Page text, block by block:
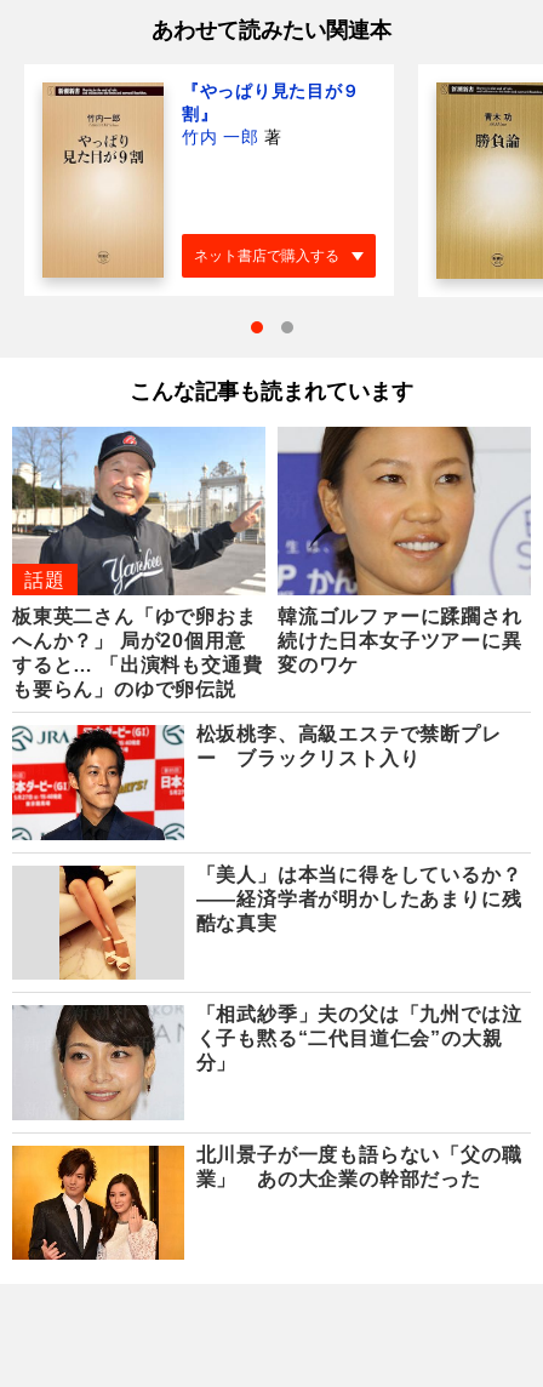
あわせて読みたい関連本
『やっぱり見た目が９
割』
竹内 一郎 著
ネット書店で購入する
こんな記事も読まれています
話題
板東英二さん「ゆで卵おま
へんか？」 局が20個用意
すると… 「出演料も交通費
も要らん」のゆで卵伝説
韓流ゴルファーに蹂躙され
続けた日本女子ツアーに異
変のワケ
松坂桃李、高級エステで禁断プレ
ー ブラックリスト入り
「美人」は本当に得をしているか？
――経済学者が明かしたあまりに残
酷な真実
「相武紗季」夫の父は「九州では泣
く子も黙る“二代目道仁会”の大親
分」
北川景子が一度も語らない「父の職
業」 あの大企業の幹部だった